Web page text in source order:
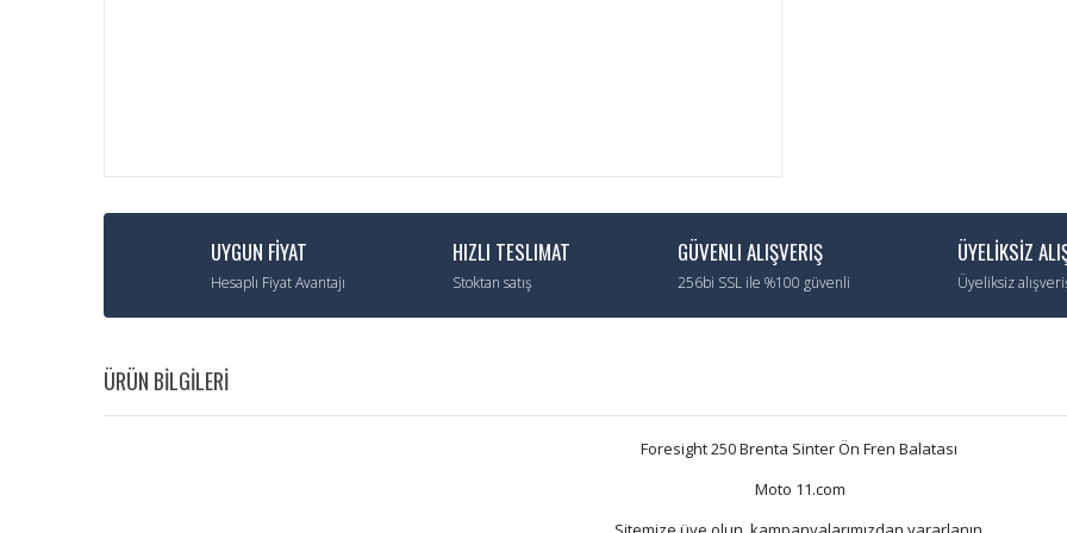
UYGUN FİYAT
Hesaplı Fiyat Avantajı
HIZLI TESLIMAT
Stoktan satış
GÜVENLI ALIŞVERIŞ
256bi SSL ile %100 güvenli
ÜYELİKSİZ
Üyeliksiz
ÜRÜN BİLGİLERİ
Foresight 250 Brenta Sinter Ön Fren Balatası
Moto 11.com